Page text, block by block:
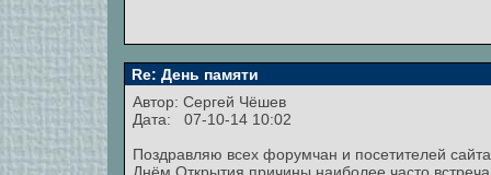
Re: День памяти
Автор: Сергей Чёшев
Дата: 07-10-14 10:02
Поздравляю всех форумчан и посетителей